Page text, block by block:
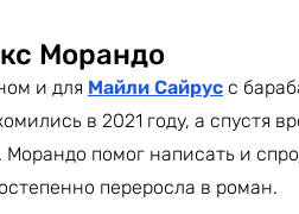
Морандо
и для Майли Сайрус с
в 2021 году, а спустя
помог написать и
переросла в роман.